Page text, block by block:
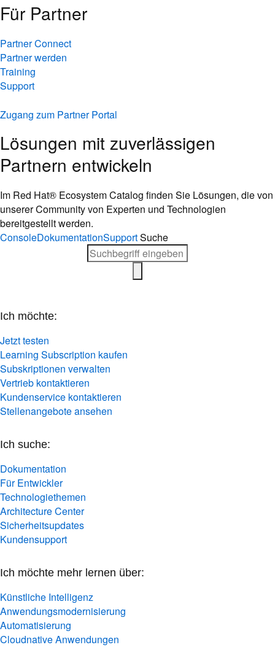
Für Partner
Partner Connect
Partner werden
Training
Support
Zugang zum Partner Portal
Lösungen mit zuverlässigen
Partnern entwickeln
Im Red Hat® Ecosystem Catalog finden Sie Lösungen, die von
unserer Community von Experten und Technologien
bereitgestellt werden.
ConsoleDokumentationSupportSuche
Ich möchte:
Jetzt testen
Learning Subscription kaufen
Subskriptionen verwalten
Vertrieb kontaktieren
Kundenservice kontaktieren
Stellenangebote ansehen
Ich suche:
Dokumentation
Für Entwickler
Technologiethemen
Architecture Center
Sicherheitsupdates
Kundensupport
Ich möchte mehr lernen über:
Künstliche Intelligenz
Anwendungsmodernisierung
Automatisierung
Cloudnative Anwendungen